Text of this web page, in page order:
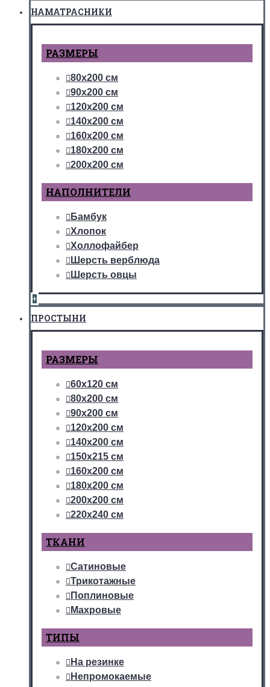
НАМАТРАСНИКИ
РАЗМЕРЫ
80х200 см
90х200 см
120х200 см
140х200 см
160х200 см
180х200 см
200х200 см
НАПОЛНИТЕЛИ
Бамбук
Хлопок
Холлофайбер
Шерсть верблюда
Шерсть овцы
+
ПРОСТЫНИ
РАЗМЕРЫ
60х120 см
80х200 см
90х200 см
120х200 см
140х200 см
150х215 см
160х200 см
180х200 см
200х200 см
220х240 см
ТКАНИ
Сатиновые
Трикотажные
Поплиновые
Махровые
ТИПЫ
На резинке
Непромокаемые